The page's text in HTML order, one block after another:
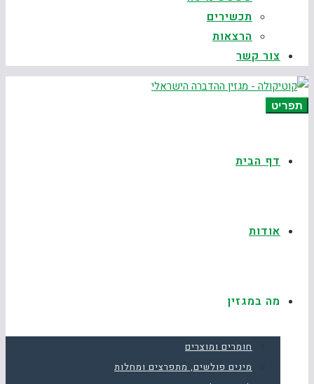
תכשירים
הרצאות
צור קשר
תפריט
דף הבית
אודות
מה במגזין
חומרים ומוצרים
מינים פולשים, מתפרצים ומחלות